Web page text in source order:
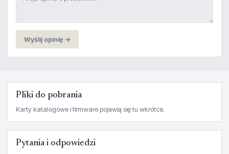
Wyślij opinię →
Pliki do pobrania
Karty katalogowe i firmware pojawią się tu wkrótce.
Pytania i odpowiedzi